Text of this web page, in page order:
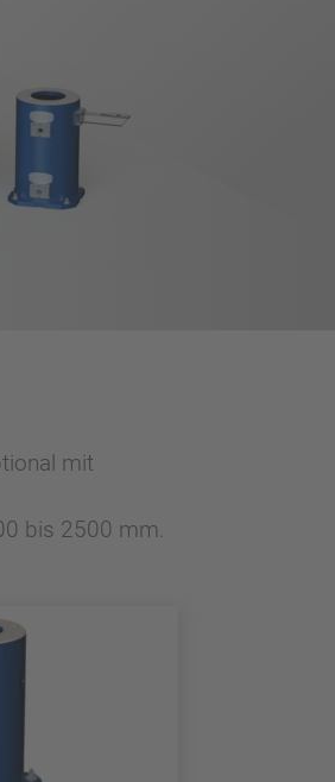
mit
bis 2500 mm.